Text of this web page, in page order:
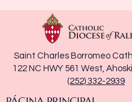
Saint Charles Borromeo
122 NC HWY 561 West,
(252) 332-2939